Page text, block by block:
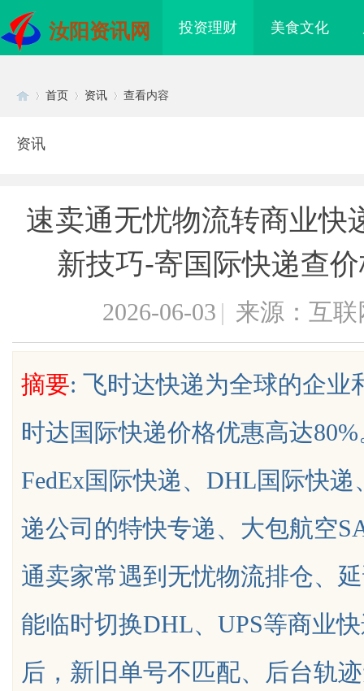
汝阳资讯网 投资理财 美食文化
uz
首页 资讯 查看内容
资讯
速卖通无忧物流转商业快
新技巧-寄国际快递查
2026-06-03 | 来源：互联
摘要: 飞时达快递为全球的企业
时达国际快递价格优惠高达
FedEx国际快递、DHL国际快
递公司的特快专递、大包航空
通卖家常遇到无忧物流排仓、
能临时切换DHL、UPS等商业
后，新旧单号不匹配、后台轨